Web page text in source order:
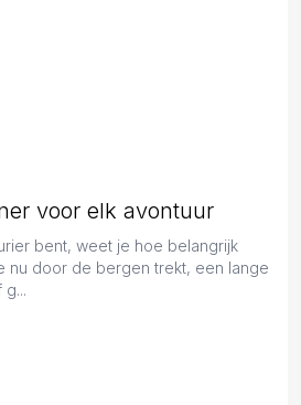
voor elk avontuur
bent, weet je hoe belangrijk
nu door de bergen trekt, een lange